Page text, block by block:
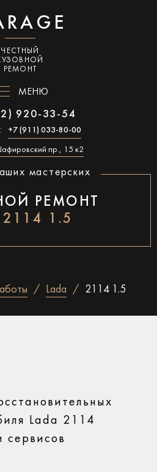
ЧЕСТНЫЙ
РЕМОНТ
МЕНЮ
920-33-54
+7 (911) 033-80-00
пр., 15 к2
мастерских
РЕМОНТ
2114 1.5
Lada 2114 1.5
Lada 2114
сервисов